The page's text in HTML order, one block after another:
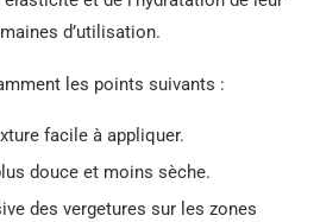
d’utilisation.
les points suivants :
facile à appliquer.
douce et moins sèche.
des vergetures sur les zones